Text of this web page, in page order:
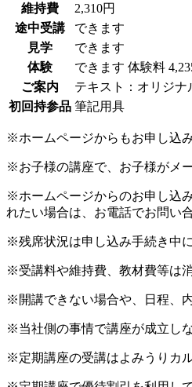
維持費
2,310円
途中受講
できます
見学
できます
体験
できます 体験料
ご案内
テキスト：オリジナ
初回持参品 筆記用具
※ホームページからもお申し込
※お子様の講座で、お子様がメ
※ホームページからのお申し込
れたい場合は、お電話でお問い
※残席状況は申し込み手続き中
※受講料や維持費、教材費等は
※開講できない場合や、日程、
※当社側の事情で講座が成立し
※定期講座の受講はよみうりカ